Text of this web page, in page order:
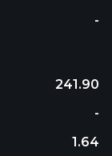
-
241.90
-
1.64